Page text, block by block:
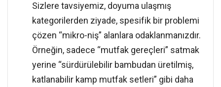
Sizlere tavsiyemiz, doyuma ulaşmış
kategorilerden ziyade, spesifik bir problemi
çözen “mikro-niş” alanlara odaklanmanızdır.
Örneğin, sadece “mutfak gereçleri” satmak
yerine “sürdürülebilir bambudan üretilmiş,
katlanabilir kamp mutfak setleri” gibi daha